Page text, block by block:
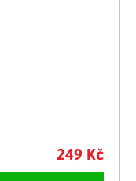
249 Kč